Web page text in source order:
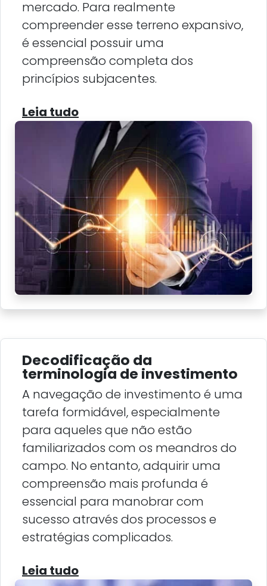
mercado. Para realmente
compreender esse terreno expansivo,
é essencial possuir uma
compreensão completa dos
princípios subjacentes.
Leia tudo
Decodificação da
terminologia de investimento
A navegação de investimento é uma
tarefa formidável, especialmente
para aqueles que não estão
familiarizados com os meandros do
campo. No entanto, adquirir uma
compreensão mais profunda é
essencial para manobrar com
sucesso através dos processos e
estratégias complicados.
Leia tudo